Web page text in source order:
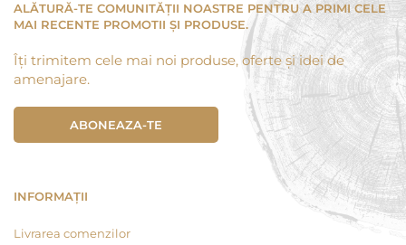
ALĂTURĂ-TE COMUNITĂȚII NOASTRE PENTRU A PRIMI CELE
MAI RECENTE PROMOTII ȘI PRODUSE.
Îți trimitem cele mai noi produse, oferte și idei de
amenajare.
ABONEAZA-TE
INFORMAȚII
Livrarea comenzilor